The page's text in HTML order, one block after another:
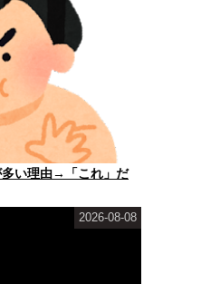
多い理由→「これ」だ
2026-08-08